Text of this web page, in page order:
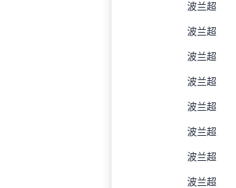
波兰超
波兰超
波兰超
波兰超
波兰超
波兰超
波兰超
波兰超